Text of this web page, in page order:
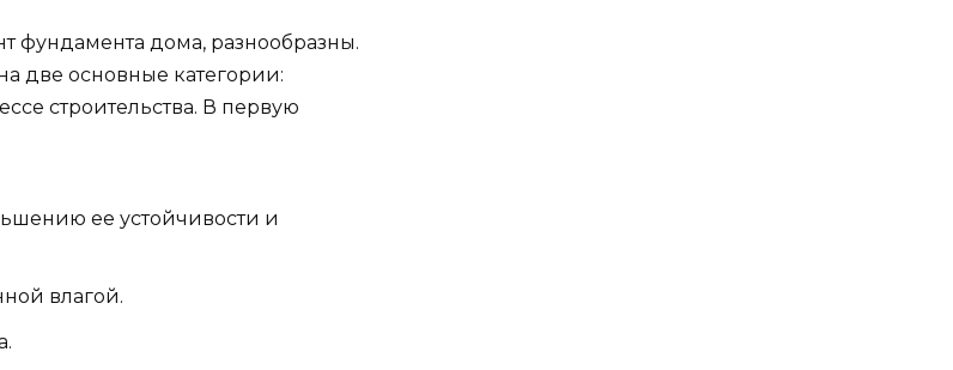
фундамента дома, разнообразны.
две основные категории:
строительства. В первую
ее устойчивости и
влагой.